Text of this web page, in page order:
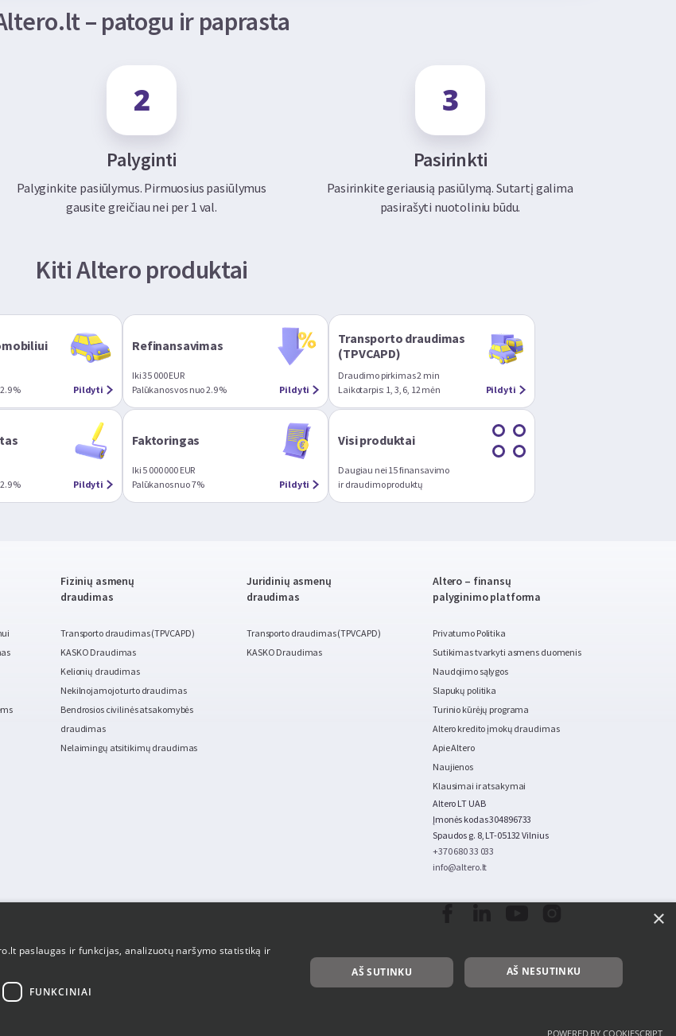
– patogu ir paprasta
Palyginti
Palyginkite pasiūlymus. Pirmuosius pasiūlymus
gausite greičiau nei per 1 val.
Pasirinkti
Pasirinkite geriausią pasiūlymą. Sutartį galima
pasirašyti nuotoliniu būdu.
Kiti Altero produktai
%
Pildyti
Refinansavimas
Iki 35 000 EUR
Palūkanos vos nuo 2.9 %
Pildyti
Transporto draudimas
(TPVCAPD)
Draudimo pirkimas 2 min
Laikotarpis: 1, 3, 6, 12 mėn
Pildyti
%
Pildyti
Faktoringas
Iki 5 000 000 EUR
Palūkanos nuo 7%
Pildyti
Visi produktai
Daugiau nei 15 finansavimo
ir draudimo produktų
Fizinių asmenų
draudimas
Transporto draudimas (TPVCAPD)
KASKO Draudimas
Kelionių draudimas
Nekilnojamojo turto draudimas
Bendrosios civilinės atsakomybės
draudimas
Nelaimingų atsitikimų draudimas
Juridinių asmenų
draudimas
Transporto draudimas (TPVCAPD)
KASKO Draudimas
Altero – finansų
palyginimo platforma
Privatumo Politika
Sutikimas tvarkyti asmens duomenis
Naudojimo sąlygos
Slapukų politika
Turinio kūrėjų programa
Altero kredito įmokų draudimas
Apie Altero
Naujienos
Klausimai ir atsakymai
Altero LT UAB
Įmonės kodas 304896733
Spaudos g. 8, LT-05132 Vilnius
+370 680 33 033
info@altero.lt
×
paslaugas ir funkcijas, analizuotų naršymo statistiką ir
FUNKCINIAI
AŠ SUTINKU AŠ NESUTINKU
POWERED BY COOKIESCRIPT